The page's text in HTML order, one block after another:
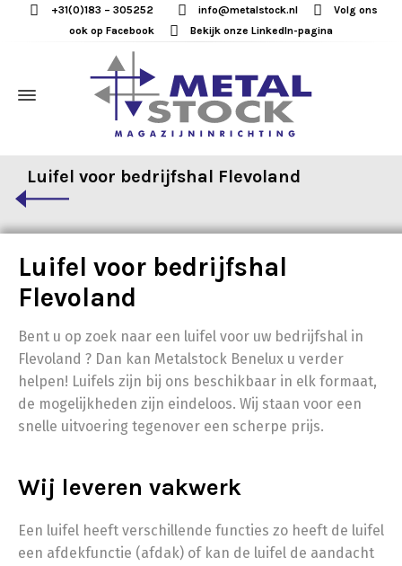
+31(0)183 – 305252 info@metalstock.nl
Volg ons
ook op Facebook
Bekijk onze LinkedIn-pagina
Luifel voor bedrijfshal Flevoland
Luifel voor bedrijfshal
Flevoland
Bent u op zoek naar een luifel voor uw bedrijfshal in
Flevoland ? Dan kan Metalstock Benelux u verder
helpen! Luifels zijn bij ons beschikbaar in elk formaat,
de mogelijkheden zijn eindeloos. Wij staan voor een
snelle uitvoering tegenover een scherpe prijs.
Wij leveren vakwerk
Een luifel heeft verschillende functies zo heeft de luifel
een afdekfunctie (afdak) of kan de luifel de aandacht